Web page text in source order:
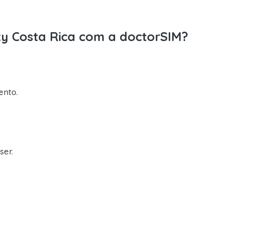
Costa Rica com a doctorSIM?